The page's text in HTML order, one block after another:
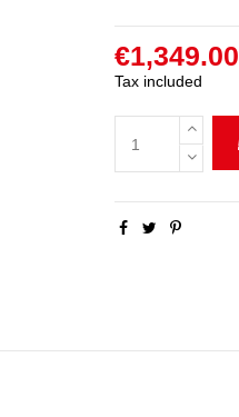
€1,349.00
Tax included